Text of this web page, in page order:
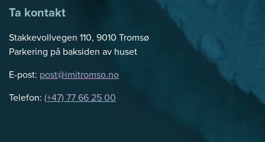
Ta kontakt
Stakkevollvegen 110, 9010 Tromsø
Parkering på baksiden av huset
E-post: post@imitromso.no
Telefon: (+47) 77 66 25 00